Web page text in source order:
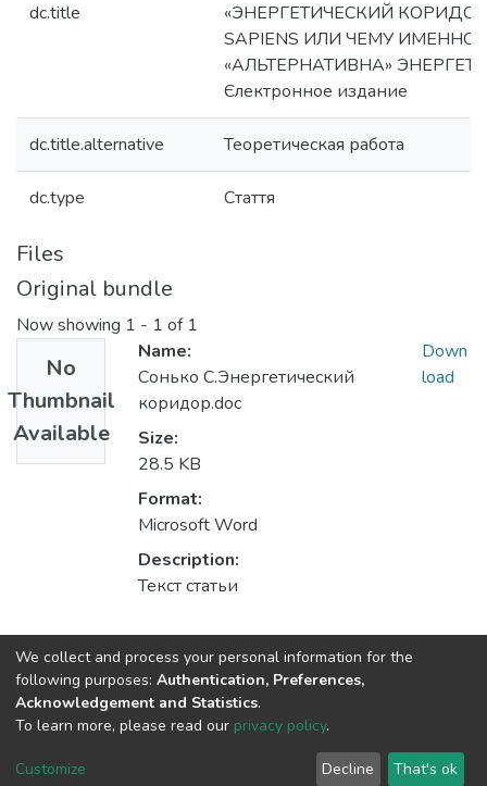
dc.title
«ЭНЕРГЕТИЧЕСКИЙ
SAPIENS ИЛИ ЧЕМУ ИМЕННО
«АЛЬТЕРНАТИВНА»
Єлектронное издание
dc.title.alternative Теоретическая работа
dc.type Стаття
Files
Original bundle
Now showing 1 - 1 of 1
No
Thumbnail
Available
Name:
Сонько С.Энергетический
коридор.doc
Size:
28.5 KB
Format:
Microsoft Word
Description:
Текст статьи
Down
load
Collections
Кафедра екології
DSpace software copyright © 2002-2026 LYRASIS
We collect and process your personal information for the
following purposes: Authentication, Preferences,
Acknowledgement and Statistics.
To learn more, please read our privacy policy.
Customize Decline That's ok